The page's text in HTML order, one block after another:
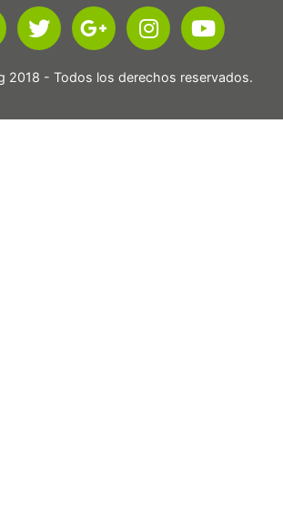
2018 - Todos los derechos reservados.